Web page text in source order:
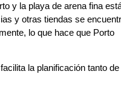
y la playa de arena fina
y otras tiendas se
lo que hace que Porto
la planificación tanto de